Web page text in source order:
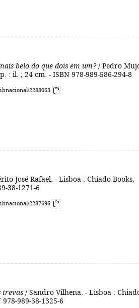
belo do que dois em um?/ Pedro
: il. ; 24 cm. - ISBN 978-989-586-294-8
2288063
José Rafael. - Lisboa : Chiado Books,
38-1271-6
2287696
trevas / Sandro Vilhena. - Lisboa :
989-38-1325-6